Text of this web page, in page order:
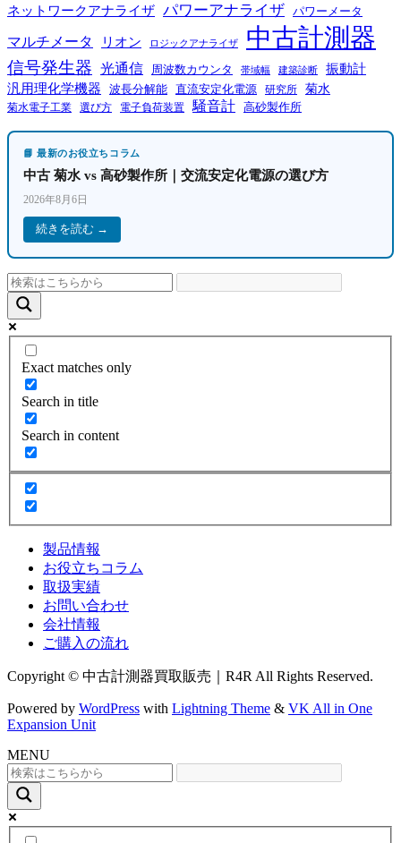
ネットワークアナライザ パワーアナライザ パワーメータ
マルチメータ リオン ロジックアナライザ 中古計測器
信号発生器 光通信 周波数カウンタ 帯域幅 建築診断
振動計
汎用理化学機器
波長分解能 直流安定化電源 研究所 菊水
菊水電子工業 選び方 電子負荷装置 騒音計 高砂製作所
📘 最新のお役立ちコラム
中古 菊水 vs 高砂製作所｜交流安定化電源の選び方
2026年8月6日
続きを読む →
Exact matches only
Search in title
Search in content
製品情報
お役立ちコラム
取扱実績
お問い合わせ
会社情報
ご購入の流れ
Copyright © 中古計測器買取販売｜R4R All Rights Reserved.
Powered by WordPress with Lightning Theme & VK All in One
Expansion Unit
MENU